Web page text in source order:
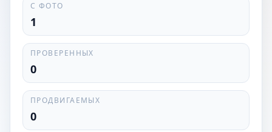
С ФОТО
1
ПРОВЕРЕННЫХ
0
ПРОДВИГАЕМЫХ
0